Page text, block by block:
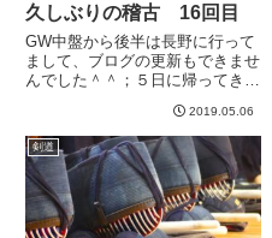
久しぶりの稽古 16回目
GW中盤から後半は長野に行って
まして、ブログの更新もできませ
んでした＾＾；５日に帰ってきた
4時起きの5時出発。渋滞は予想
通りなく、スムーズに帰宅したの
が8時くらい。朝ごはんを食べ、
８：４０には剣道稽古に次男と
と...
2019.05.06
剣道